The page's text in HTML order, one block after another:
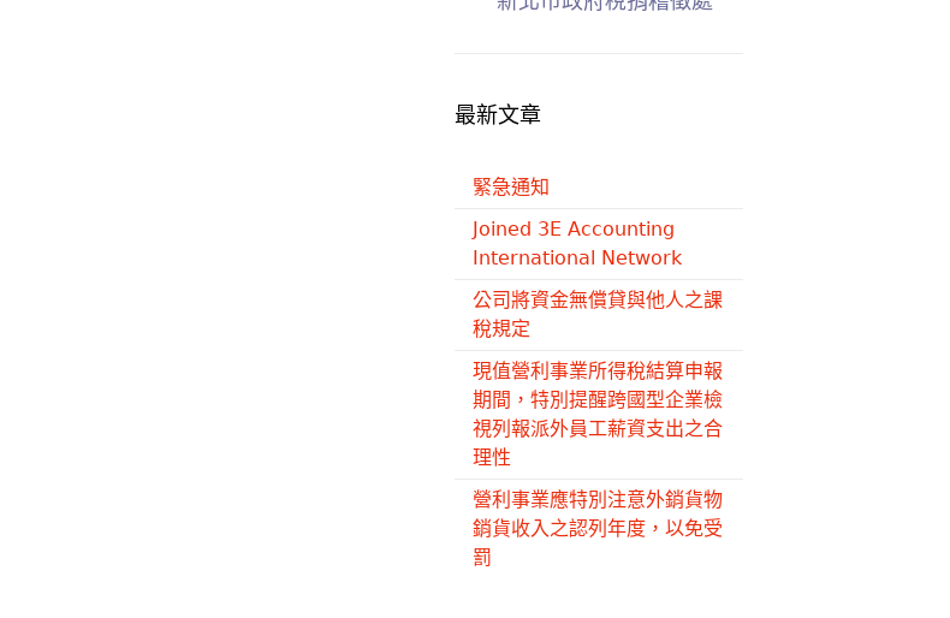
最新文章
緊急通知
Joined 3E Accounting
International Network
公司將資金無償貸與他人之課
稅規定
現值營利事業所得稅結算申報
期間，特別提醒跨國型企業檢
視列報派外員工薪資支出之合
理性
營利事業應特別注意外銷貨物
銷貨收入之認列年度，以免受
罰